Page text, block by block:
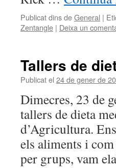
Publicat dins deGeneral |
Zentangle | Deixa un
Tallers de
Publicat el 24 de gener de
Dimecres, 23 de
tallers de dieta
d’Agricultura.
els aliments i
per grups, vam